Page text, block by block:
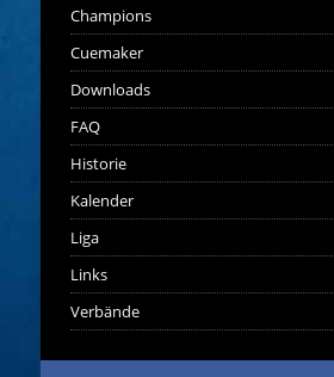
Champions
Cuemaker
Downloads
FAQ
Historie
Kalender
Liga
Links
Verbände